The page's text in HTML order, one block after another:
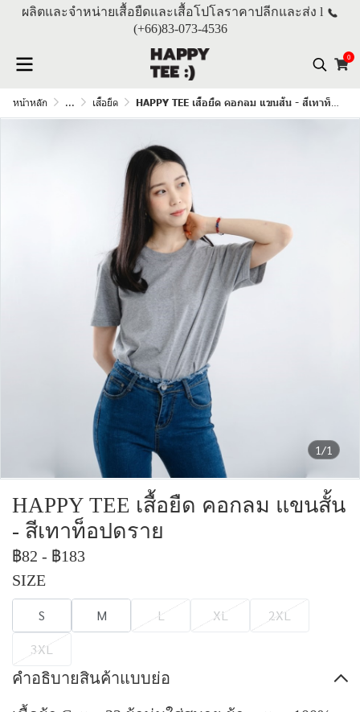
ผลิตและจำหน่ายเสื้อยืดและเสื้อโปโลราคาปลีกและส่ง l
(+66)83-073-4536
0
หน้าหลัก ... เสื้อยืด HAPPY TEE เสื้อยืด คอกลม แขนสั้น - สีเทาท็อปดราย
1/1
HAPPY TEE เสื้อยืด คอกลม แขนสั้น
- สีเทาท็อปดราย
฿82 - ฿183
SIZE
S M L XL
2XL
3XL
คำอธิบายสินค้าแบบย่อ